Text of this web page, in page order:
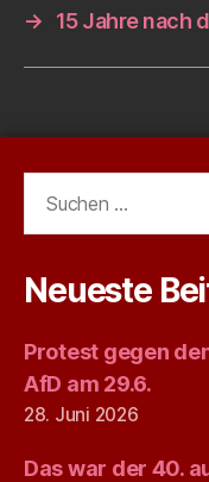
→
15 Jahre nach
nach:
Neueste
Protest gegen
AfD am 29.6.
28. Juni 2026
Das war der 40.